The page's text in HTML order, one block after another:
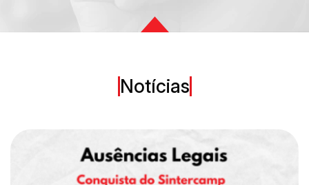
Notícias